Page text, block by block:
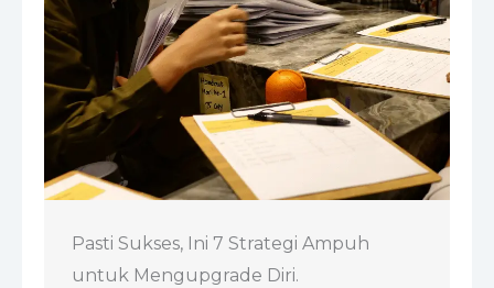
Pasti Sukses, Ini 7 Strategi Ampuh
untuk Mengupgrade Diri.